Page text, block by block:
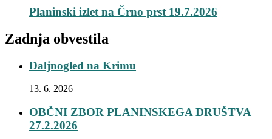
Planinski izlet na Črno prst 19.7.2026
Zadnja obvestila
Daljnogled na Krimu
13. 6. 2026
OBČNI ZBOR PLANINSKEGA DRUŠTVA
27.2.2026